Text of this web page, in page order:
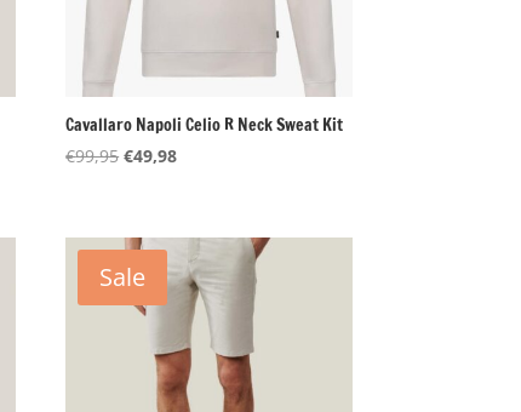
Cavallaro Napoli Celio R Neck Sweat Kit
€99,95 Oorspronkelijke
€99,95.
€49,98Huidige
€49,98.
Sale